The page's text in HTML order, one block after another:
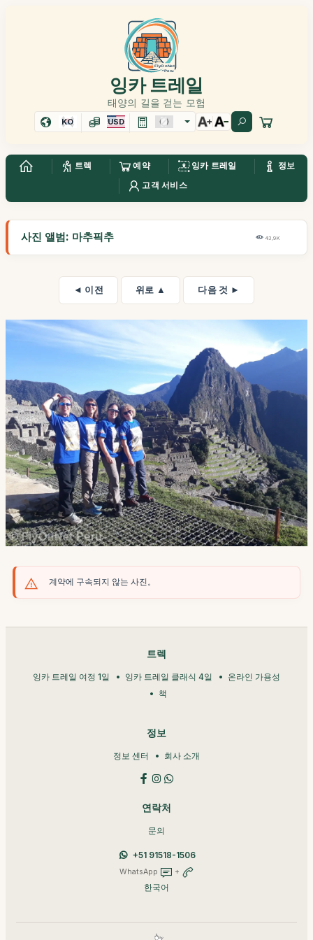
잉카 트레일
태양의 길을 걷는 모험
KO USD
트렉 예약 잉카 트레일
정보
고객 서비스
사진 앨범: 마추픽추 43,9K
◄ 이전 위로 ▲ 다음 것 ►
계약에 구속되지 않는 사진。
트렉
잉카 트레일 여정 1일 잉카 트레일 클래식 4일
온라인 가용성
책
정보
정보 센터 회사 소개
연락처
문의
+51 91518-1506
WhatsApp +
한국어